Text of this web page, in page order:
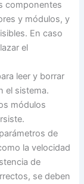
componentes
y módulos, y
En caso
el
leer y borrar
el sistema.
módulos
de
la velocidad
de
se deben